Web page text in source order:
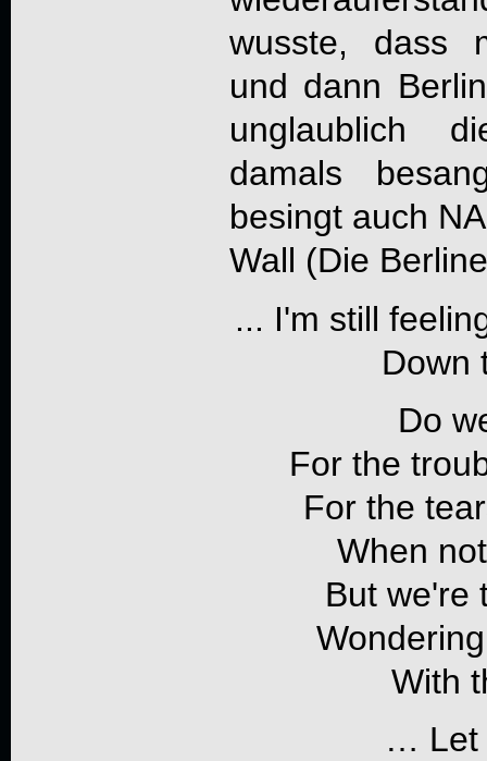
wusste, dass
und dann
unglaublich
damals
besingt auch
Wall (Die
... I'm still
Down
Do
For the
For the
When
But we're
With
… Let